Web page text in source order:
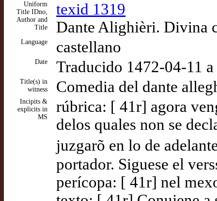
Uniform
Title IDno,
Author and
Title
texid 1319
Dante Alighièri. Divina
Language castellano
Date Traducido 1472-04-11
Title(s) in
witness
Comedia del dante
Incipits &
explicits in
MS
rúbrica: [ 41r] agora
delos quales non se
juzgarõ en lo de
portador. Siguese el
perícopa: [ 41r] nel